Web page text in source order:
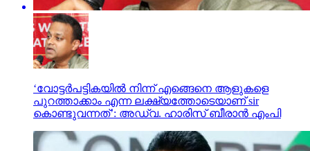
‘വോട്ടര്‍പട്ടികയില്‍ നിന്ന് എങ്ങെനെ ആളുകളെ
പുറത്താക്കാം എന്ന ലക്ഷ്യത്തോടെയാണ് sir
കൊണ്ടുവന്നത്’: അഡ്വ. ഹാരിസ് ബീരാൻ എംപി